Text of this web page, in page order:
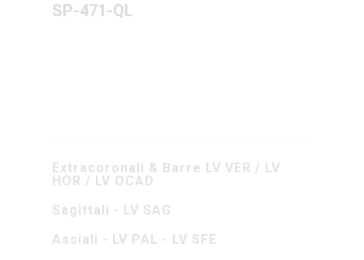
SP-471-QL
Extracoronali & Barre LV VER / LV
HOR / LV OCAD
Sagittali - LV SAG
Assiali - LV PAL - LV SFE